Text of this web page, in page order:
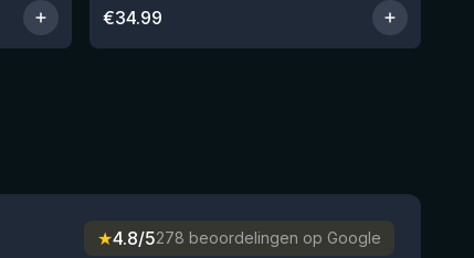
€34.99
★4.8/5278 beoordelingen op Google